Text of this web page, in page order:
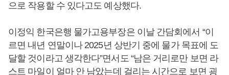
으로 작용할 수 있다고도 예상했다.
이정익 한국은행 물가고용부장은 이날 간담회에서 “이
르면 내년 연말이나 2025년 상반기 중에 물가 목표에 도
달할 것이라고 생각한다”면서도 “남은 거리로만 보면 라
스트 마일이 얼마 안 남았는데 걸리는 시간으로 보면 굉